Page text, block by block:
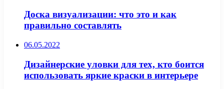
Доска визуализации: что это и как
правильно составлять
06.05.2022
Дизайнерские уловки для тех, кто боится
использовать яркие краски в интерьере